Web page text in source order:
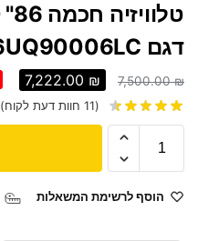
דגם 86UQ90006LC
7,500.00₪
7,222.00 ₪
(
11 חוות דעת לקוח)
הוסף לרשימת המשאלות